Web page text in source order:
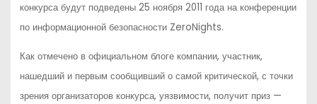
конкурса будут подведены 25 ноября 2011 года на конференции
по информационной безопасности ZeroNights.
Как отмечено в официальном блоге компании, участник,
нашедший и первым сообщивший о самой критической, с точки
зрения организаторов конкурса, уязвимости, получит приз —